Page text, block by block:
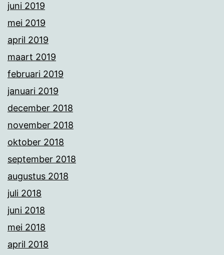
juni 2019
mei 2019
april 2019
maart 2019
februari 2019
januari 2019
december 2018
november 2018
oktober 2018
september 2018
augustus 2018
juli 2018
juni 2018
mei 2018
april 2018